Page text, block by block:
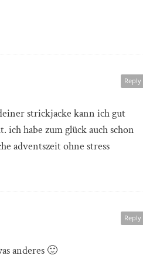
Reply
strickjacke kann ich gut
habe zum glück auch schon
adventszeit ohne stress
Reply
anderes 🙂